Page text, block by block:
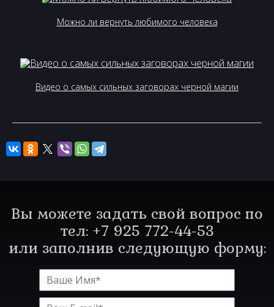
Можно ли вернуть любимого человека
Видео о самых сильных заговорах черной магии
Вы можете задать свой вопрос по
тел: +7 925 772-44-53
или заполнив следующую форму: